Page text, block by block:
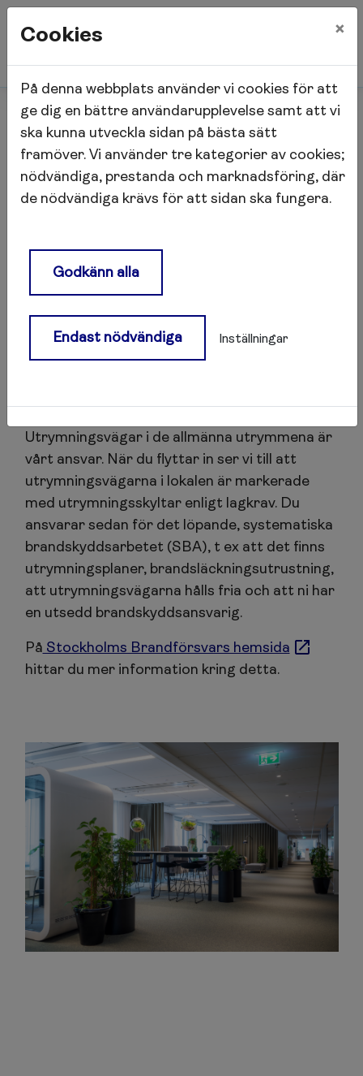
Start
Lokalhyresgäst
Säkerhet och brandskydd
Säkerhet och brandskydd
Vi ansvarar för skalskyddet in till fastigheten.
Du ansvarar för skalskyddet in till den egna
lokalen. Stäm av med ditt försäkringsbolag
vilken försäkring och skyddsklass som är
lämplig för din verksamhet.
Utrymning och brandskydd
Utrymningsvägar i de allmänna utrymmena är
vårt ansvar. När du flyttar in ser vi till att
utrymningsvägarna i lokalen är markerade
med utrymningsskyltar enligt lagkrav. Du
ansvarar sedan för det löpande, systematiska
brandskyddsarbetet (SBA), t ex att det finns
utrymningsplaner, brandsläckningsutrustning,
att utrymningsvägarna hålls fria och att ni har
en utsedd brandskyddsansvarig.
På Stockholms Brandförsvars hemsida
hittar du mer information kring detta.
Cookies ×
På denna webbplats använder vi cookies för att
ge dig en bättre användarupplevelse samt att vi
ska kunna utveckla sidan på bästa sätt
framöver. Vi använder tre kategorier av cookies;
nödvändiga, prestanda och marknadsföring, där
de nödvändiga krävs för att sidan ska fungera.
Godkänn alla
Endast nödvändiga Inställningar